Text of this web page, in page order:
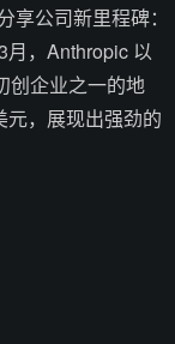
公司新里程碑：
，Anthropic 以
创企业之一的地
，展现出强劲的